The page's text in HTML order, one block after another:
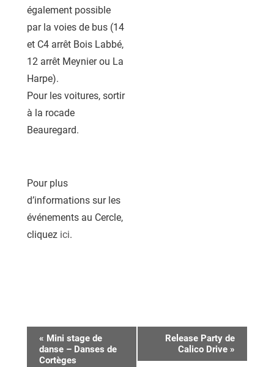
également possible
par la voies de bus (14
et C4 arrêt Bois Labbé,
12 arrêt Meynier ou La
Harpe).
Pour les voitures, sortir
à la rocade
Beauregard.
Pour plus
d’informations sur les
événements au Cercle,
cliquez ici.
Navigation
Évènement
« Mini stage de
danse – Danses de
Cortèges
Release Party de
Calico Drive »